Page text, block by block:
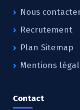
Nous
Recrutement
Plan Sitemap
Mentions
Contact